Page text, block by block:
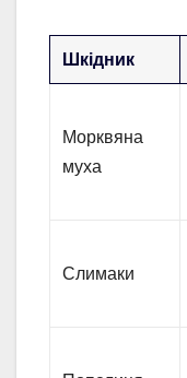
Шкідник
Морквяна
муха
Слимаки